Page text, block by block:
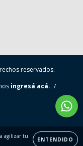
agilizar tu
ENTENDIDO
reservados.
ingresá acá. /